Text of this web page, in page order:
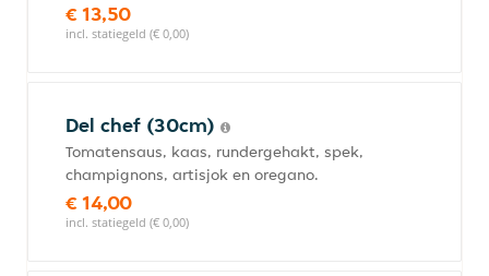
€ 13,50
incl. statiegeld (€ 0,00)
Del chef (30cm)
Tomatensaus, kaas, rundergehakt, spek,
champignons, artisjok en oregano.
€ 14,00
incl. statiegeld (€ 0,00)